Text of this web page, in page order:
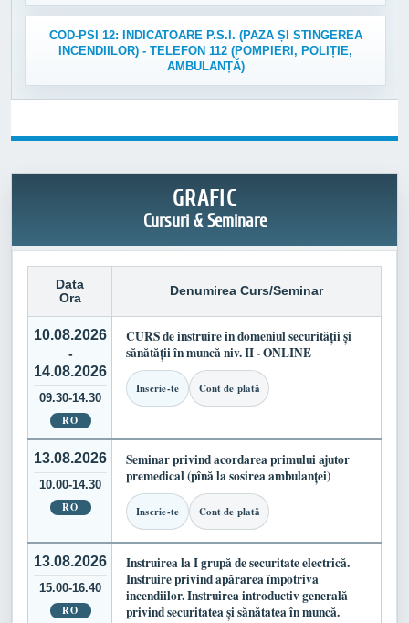
COD-PSI 12: INDICATOARE P.S.I. (PAZA ȘI STINGEREA
INCENDIILOR) - TELEFON 112 (POMPIERI, POLIȚIE,
AMBULANȚĂ)
GRAFIC
Cursuri & Seminare
Data
Ora
Denumirea Curs/Seminar
10.08.2026
-
14.08.2026
09.30-14.30
RO
CURS de instruire în domeniul securității și
sănătății în muncă niv. II - ONLINE
Inscrie-te Cont de plată
13.08.2026
10.00-14.30
RO
Seminar privind acordarea primului ajutor
premedical (pînă la sosirea ambulanței)
Inscrie-te Cont de plată
13.08.2026
15.00-16.40
RO
Instruirea la I grupă de securitate electrică.
Instruire privind apărarea împotriva
incendiilor. Instruirea introductiv generală
privind securitatea și sănătatea în muncă.